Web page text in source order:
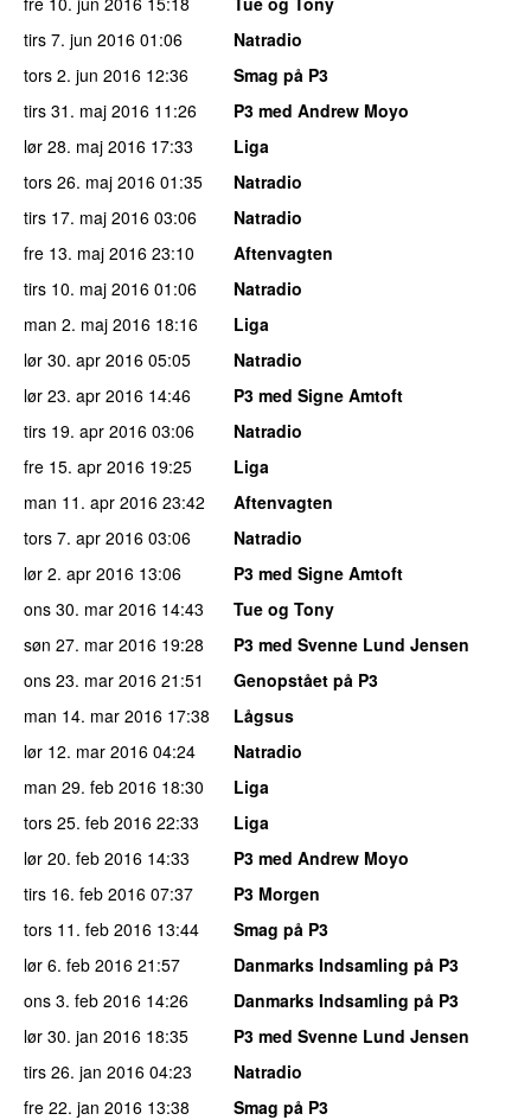
tirs 7. jun 2016 01:06
Natradio
tors 2. jun 2016 12:36
Smag på P3
tirs 31. maj 2016 11:26
P3 med Andrew Moyo
lør 28. maj 2016 17:33
Liga
tors 26. maj 2016 01:35
Natradio
tirs 17. maj 2016 03:06
Natradio
fre 13. maj 2016 23:10
Aftenvagten
tirs 10. maj 2016 01:06
Natradio
man 2. maj 2016 18:16
Liga
lør 30. apr 2016 05:05
Natradio
lør 23. apr 2016 14:46
P3 med Signe Amtoft
tirs 19. apr 2016 03:06
Natradio
fre 15. apr 2016 19:25
Liga
man 11. apr 2016 23:42
Aftenvagten
tors 7. apr 2016 03:06
Natradio
lør 2. apr 2016 13:06
P3 med Signe Amtoft
ons 30. mar 2016 14:43
Tue og Tony
søn 27. mar 2016 19:28
P3 med Svenne Lund Jensen
ons 23. mar 2016 21:51
Genopstået på P3
man 14. mar 2016 17:38
Lågsus
lør 12. mar 2016 04:24
Natradio
man 29. feb 2016 18:30
Liga
tors 25. feb 2016 22:33
Liga
lør 20. feb 2016 14:33
P3 med Andrew Moyo
tirs 16. feb 2016 07:37
P3 Morgen
tors 11. feb 2016 13:44
Smag på P3
lør 6. feb 2016 21:57
Danmarks Indsamling på P3
ons 3. feb 2016 14:26
Danmarks Indsamling på P3
lør 30. jan 2016 18:35
P3 med Svenne Lund Jensen
tirs 26. jan 2016 04:23
Natradio
fre 22. jan 2016 13:38
Smag på P3